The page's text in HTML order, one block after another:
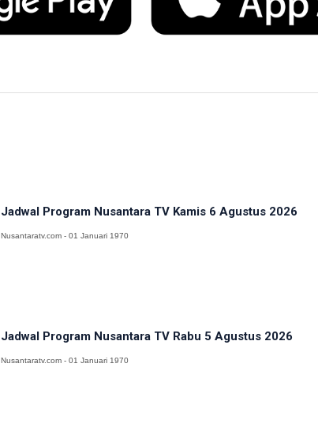
Jadwal Program Nusantara TV Kamis 6 Agustus 2026
Nusantaratv.com - 01 Januari 1970
Jadwal Program Nusantara TV Rabu 5 Agustus 2026
Nusantaratv.com - 01 Januari 1970